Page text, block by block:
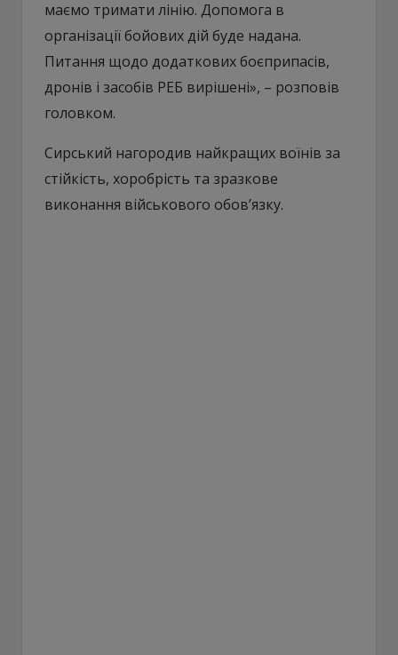
маємо тримати лінію. Допомога в
організації бойових дій буде надана.
Питання щодо додаткових боєприпасів,
дронів і засобів РЕБ вирішені», – розповів
головком.
Сирський нагородив найкращих воїнів за
стійкість, хоробрість та зразкове
виконання військового обов’язку.